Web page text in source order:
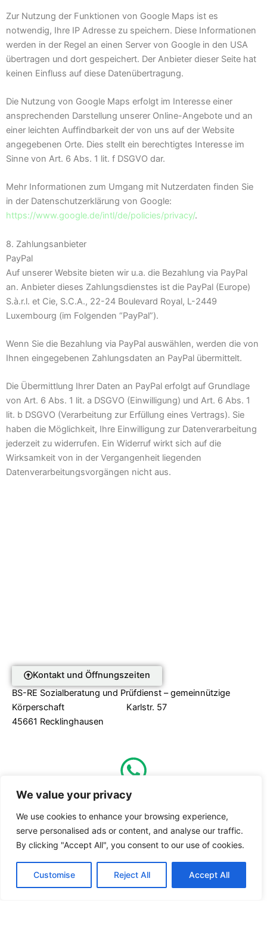
We value your privacy
We use cookies to enhance your browsing experience,
serve personalised ads or content, and analyse our traffic.
By clicking "Accept All", you consent to our use of cookies.
Customise Reject All Accept All
Zur Nutzung der Funktionen von Google Maps ist es
notwendig, Ihre IP Adresse zu speichern. Diese Informationen
werden in der Regel an einen Server von Google in den USA
übertragen und dort gespeichert. Der Anbieter dieser Seite hat
keinen Einfluss auf diese Datenübertragung.
Die Nutzung von Google Maps erfolgt im Interesse einer
ansprechenden Darstellung unserer Online-Angebote und an
einer leichten Auffindbarkeit der von uns auf der Website
angegebenen Orte. Dies stellt ein berechtigtes Interesse im
Sinne von Art. 6 Abs. 1 lit. f DSGVO dar.
Mehr Informationen zum Umgang mit Nutzerdaten finden Sie
in der Datenschutzerklärung von Google:
https://www.google.de/intl/de/policies/privacy/.
8. Zahlungsanbieter
PayPal
Auf unserer Website bieten wir u.a. die Bezahlung via PayPal
an. Anbieter dieses Zahlungsdienstes ist die PayPal (Europe)
S.à.r.l. et Cie, S.C.A., 22-24 Boulevard Royal, L-2449
Luxembourg (im Folgenden “PayPal”).
Wenn Sie die Bezahlung via PayPal auswählen, werden die von
Ihnen eingegebenen Zahlungsdaten an PayPal übermittelt.
Die Übermittlung Ihrer Daten an PayPal erfolgt auf Grundlage
von Art. 6 Abs. 1 lit. a DSGVO (Einwilligung) und Art. 6 Abs. 1
lit. b DSGVO (Verarbeitung zur Erfüllung eines Vertrags). Sie
haben die Möglichkeit, Ihre Einwilligung zur Datenverarbeitung
jederzeit zu widerrufen. Ein Widerruf wirkt sich auf die
Wirksamkeit von in der Vergangenheit liegenden
Datenverarbeitungsvorgängen nicht aus.
Kontakt und Öffnungszeiten
BS-RE Sozialberatung und Prüfdienst – gemeinnützige
Körperschaft Karlstr. 57
45661 Recklinghausen
0160 – 25 14 302
Nutzungsbedingungen
Datenschutzerläuterung